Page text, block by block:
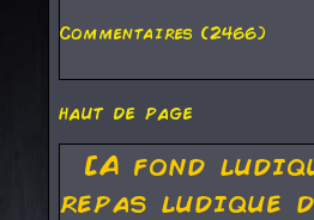
Commentaires (2466)
haut de page
[A fond
repas ludique